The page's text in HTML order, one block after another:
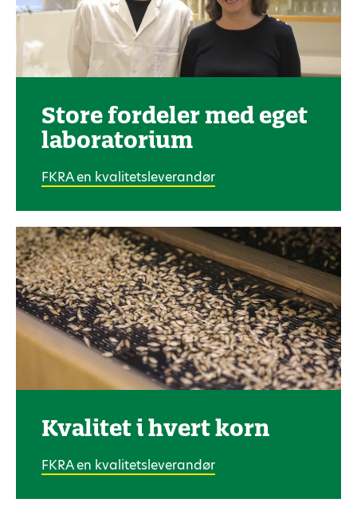
Store fordeler med eget
laboratorium
FKRA en kvalitetsleverandør
Kvalitet i hvert korn
FKRA en kvalitetsleverandør